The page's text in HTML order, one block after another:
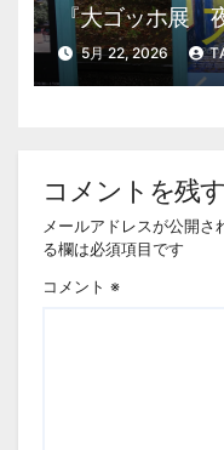
『大ゴッホ展
催。 上野公園
報他
5月 22, 2026
コメントを残す
メールアドレスが公開さ
る欄は必須項目です
コメント ※